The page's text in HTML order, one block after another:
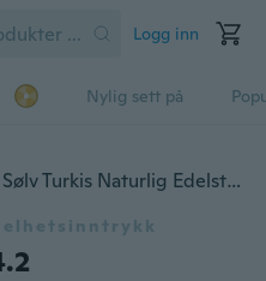
Logg inn
Nylig sett på
Antikke smykker 925 Sterling Sølv Turkis Naturlig Edelsten Brud Bryllup Forlovelse Vintage Ring Gaver Størrelse 6-10